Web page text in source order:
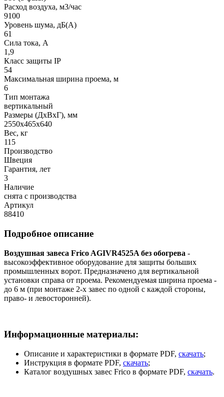
Расход воздуха, м3/час
9100
Уровень шума, дБ(A)
61
Сила тока, A
1,9
Класс защиты IP
54
Максимальная ширина проема, м
6
Тип монтажа
вертикальный
Размеры (ДхВхГ), мм
2550x465x640
Вес, кг
115
Производство
Швеция
Гарантия, лет
3
Наличие
снята с производства
Артикул
88410
Подробное описание
Воздушная завеса Frico AGIVR4525A без обогрева -
высокоэффективное оборудование для защиты больших
промышленных ворот. Предназначено для вертикальной
установки справа от проема. Рекомендуемая ширина проема -
до 6 м (при монтаже 2-х завес по одной с каждой стороны,
право- и левосторонней).
Информационные материалы:
Описание и характеристики в формате PDF, скачать;
Инструкция в формате PDF, скачать;
Каталог воздушных завес Frico в формате PDF, скачать.